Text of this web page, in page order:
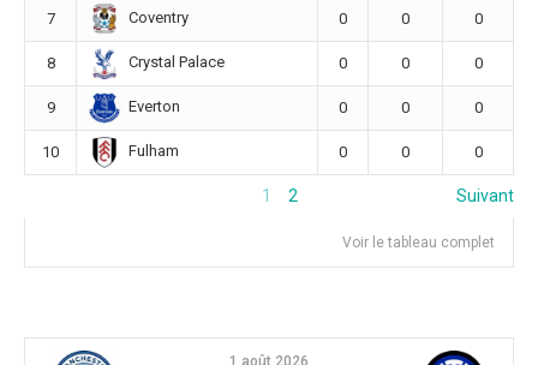
7 Coventry 0 0 0
8 Crystal Palace 0 0 0
9 Everton 0 0 0
10 Fulham 0 0 0
1 2 Suivant
Voir le tableau complet
1 août 2026